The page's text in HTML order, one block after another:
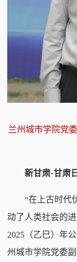
兰州城市学院党
新甘肃·甘肃
“在上古时代伏
动了人类社会的
2025（乙巳）年
州城市学院党委